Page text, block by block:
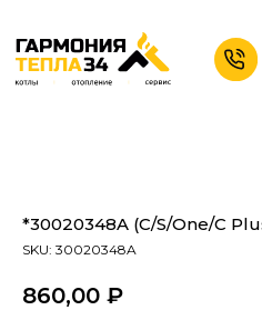
*30020348A (C/S/One/C
SKU: 30020348A
860,00 ₽